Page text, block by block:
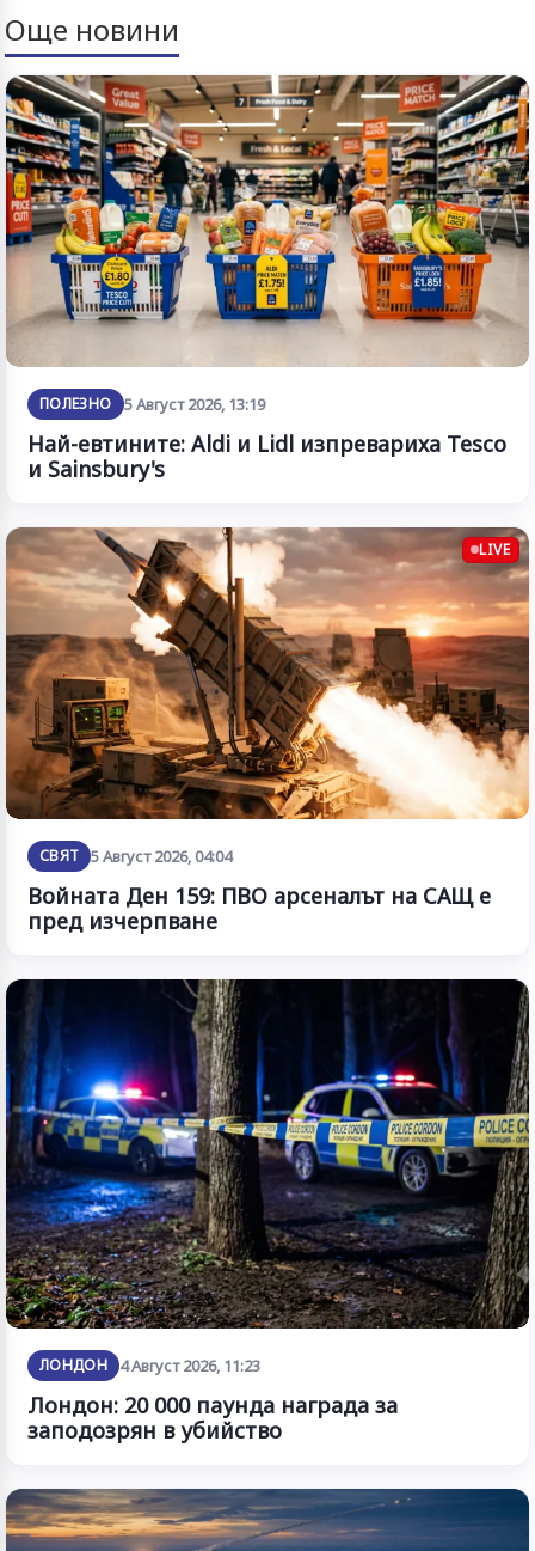
Още новини
ПОЛЕЗНО 5 Август 2026, 13:19
Най-евтините: Aldi и Lidl изпревариха Tesco
и Sainsbury's
LIVE
СВЯТ 5 Август 2026, 04:04
Войната Ден 159: ПВО арсеналът на САЩ е
пред изчерпване
ЛОНДОН 4 Август 2026, 11:23
Лондон: 20 000 паунда награда за
заподозрян в убийство